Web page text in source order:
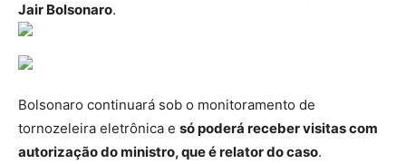
Jair Bolsonaro.
Bolsonaro continuará sob o monitoramento de
tornozeleira eletrônica e só poderá receber visitas com
autorização do ministro, que é relator do caso.